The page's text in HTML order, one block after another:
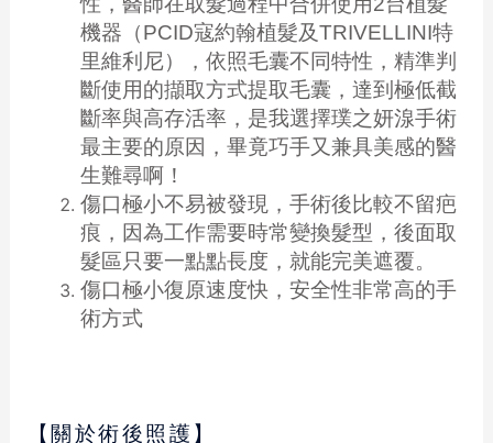
機器（PCID寇約翰植髮及TRIVELLINI特
里維利尼），依照毛囊不同特性，精準判
斷使用的擷取方式提取毛囊，達到極低截
斷率與高存活率，是我選擇璞之妍湶手術
最主要的原因，畢竟巧手又兼具美感的醫
生難尋啊！
傷口極小不易被發現，手術後比較不留疤
痕，因為工作需要時常變換髮型，後面取
髮區只要一點點長度，就能完美遮覆。
傷口極小復原速度快，安全性非常高的手
術方式
【關於術後照護】